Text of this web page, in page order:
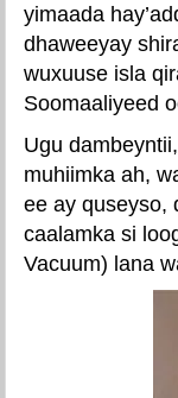
yimaada
dhaweeyay
wuxuuse isla
Soomaaliyeed
Ugu
muhiimka ah,
ee ay quseyso,
caalamka si
Vacuum) lana